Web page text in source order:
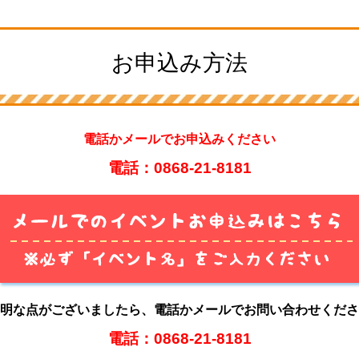
お申込み方法
電話かメールでお申込みください
電話：0868‐21‐8181
な点がございましたら、電話かメールでお問い合わせくだ
電話：0868‐21‐8181